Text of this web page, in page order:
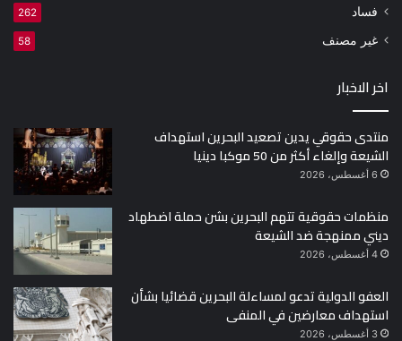
فساد 262
غير مصنف 58
اخر الاخبار
منتدى حقوقي يدين تصعيد البحرين استهداف
الشيعة وإلغاء أكثر من 50 موكبا دينيا
6 أغسطس، 2026
منظمات حقوقية تتهم البحرين بشن حملة اضطهاد
ديني ممنهجة ضد الشيعة
4 أغسطس، 2026
العفو الدولية تدعو لمساءلة البحرين قضائيا بشأن
استهداف معارضين في المنفى
3 أغسطس، 2026